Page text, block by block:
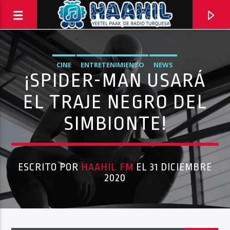
PROGRAMA ACTUAL
BACK TO ROCK
CINE ENTRETENIMIENTO NEWS
¡SPIDER-MAN USARÁ
EL TRAJE NEGRO DEL
SIMBIONTE!
ESCRITO POR HAAHIL FM EL 31 DICIEMBRE
2020